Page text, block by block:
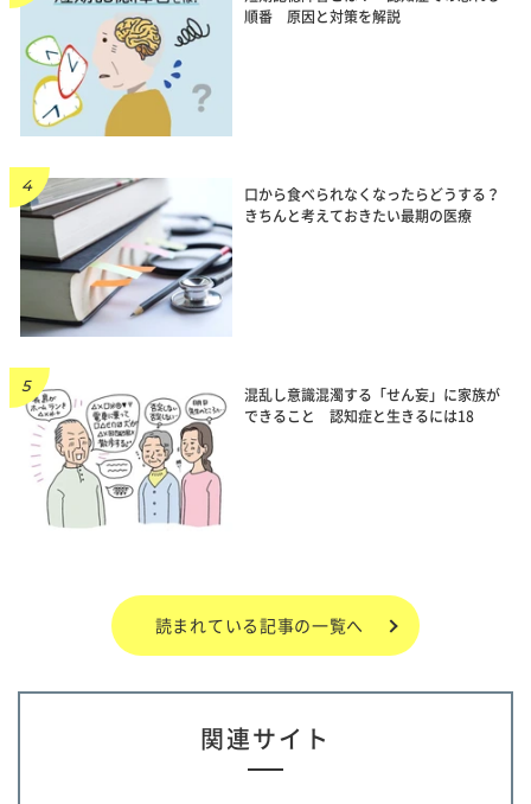
順番 原因と対策を解説
口から食べられなくなったらどうする？
きちんと考えておきたい最期の医療
混乱し意識混濁する「せん妄」に家族が
できること 認知症と生きるには18
読まれている記事の一覧へ
関連サイト